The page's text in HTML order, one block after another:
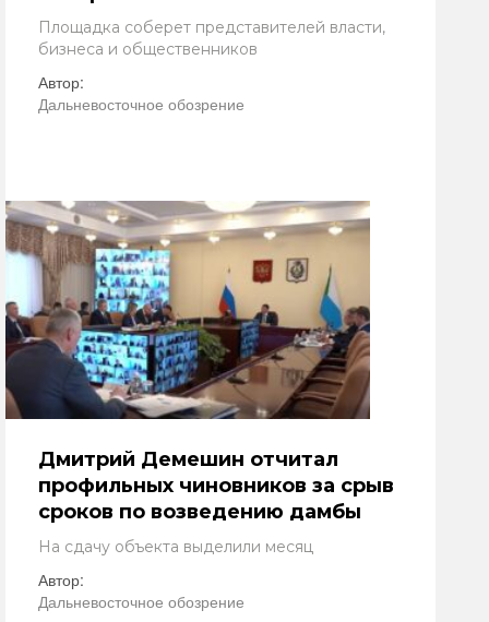
Площадка соберет представителей власти,
бизнеса и общественников
Автор:
Дальневосточное обозрение
Дмитрий Демешин отчитал
профильных чиновников за срыв
сроков по возведению дамбы
На сдачу объекта выделили месяц
Автор:
Дальневосточное обозрение